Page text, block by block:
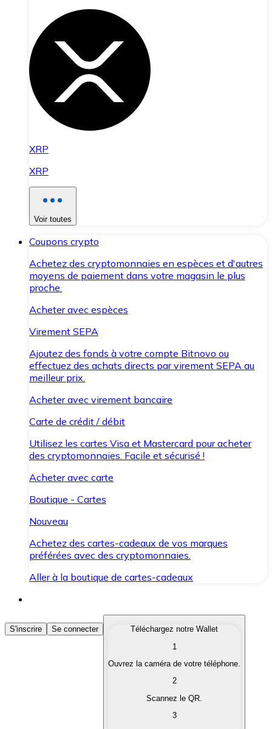
XRP
XRP
Voir toutes
Coupons crypto
Achetez des cryptomonnaies en espèces et d'autres
moyens de paiement dans votre magasin le plus
proche.
Acheter avec espèces
Virement SEPA
Ajoutez des fonds à votre compte Bitnovo ou
effectuez des achats directs par virement SEPA au
meilleur prix.
Acheter avec virement bancaire
Carte de crédit / débit
Utilisez les cartes Visa et Mastercard pour acheter
des cryptomonnaies. Facile et sécurisé !
Acheter avec carte
Boutique - Cartes
Nouveau
Achetez des cartes-cadeaux de vos marques
préférées avec des cryptomonnaies.
Aller à la boutique de cartes-cadeaux
Acheter des Cryptomonnaies
Achetez les cryptomonnaies qui vous intéressent
Convertissez vos cryptomonnaies en monnaie
S'inscrire Se connecter
Téléchargez notre Wallet
1
Ouvrez la caméra de votre téléphone.
2
Scannez le QR.
3